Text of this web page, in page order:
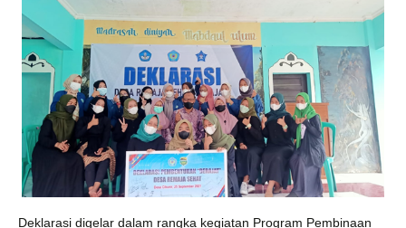
Deklarasi digelar dalam rangka kegiatan Program Pembinaan